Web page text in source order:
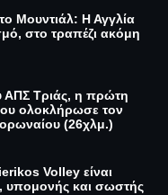
Μουντιάλ: Η Αγγλία
στο τραπέζι ακόμη
ΑΠΣ Τριάς, η πρώτη
ολοκλήρωσε τον
(26χλμ.)
Volley είναι
υπομονής και σωστής